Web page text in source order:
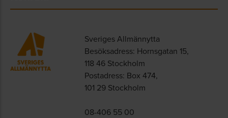
Sveriges Allmännytta
Besöksadress: Hornsgatan 15,
118 46 Stockholm
Postadress: Box 474,
101 29 Stockholm
08-406 55 00